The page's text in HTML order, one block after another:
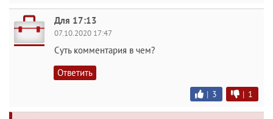
Для 17:13
07.10.2020 17:47
Суть комментария в чем?
Ответить
| 3 | 1